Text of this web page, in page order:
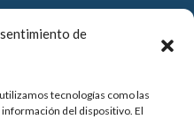
de
tecnologías como las
información del dispositivo. El